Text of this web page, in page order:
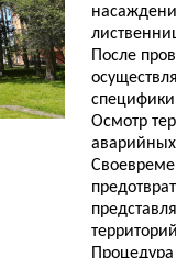
После
Осмотр